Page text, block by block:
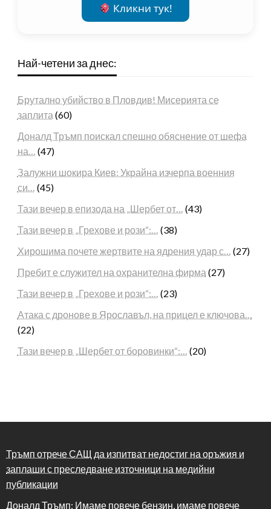
Кликни тук!
Най-четени за днес:
Брутално убийство в Пловдив! Мисерията се
заплита (60)
Доналд Тръмп поискал спешно обяснение от шефа
на… (47)
Залужни шокира Киев: Украйна изчерпа военния
си… (45)
Тази вечер в епизода на „Шербет от… (43)
Тази вечер в „Грехове и рози“:… (38)
Хирошима почете жертвите на ядрения удар с… (27)
Пребит е служител на охранителна фирма (27)
Тази вечер в „Грехове и рози“:… (23)
Атака с дронове в Ярославъл, на прицел е ключова…
(22)
Тази вечер в „Шербет от боровинки“:… (20)
Тръмп отрече САЩ да изпитват недостиг на оръжия и
заплаши с преследване източници на медийни
публикации
Доналд Тръмп: Имаме повече бензин, имаме повече